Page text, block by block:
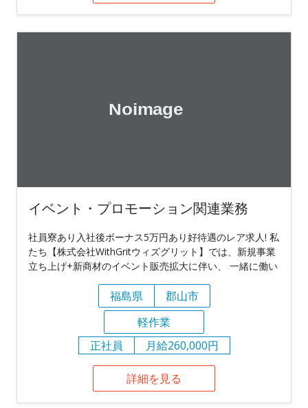
イベント・プロモーション関連業務
社員寮あり入社後ボーナス5万円あり好待遇のレア求人! 私
たち【株式会社WithGritウィズグリット】では、新規事業
立ち上げ+新商材のイベント販売拡大に伴い、 一緒に働い
福島県
郡山市
軽作業
正社員
月給260,000円
詳細を見る